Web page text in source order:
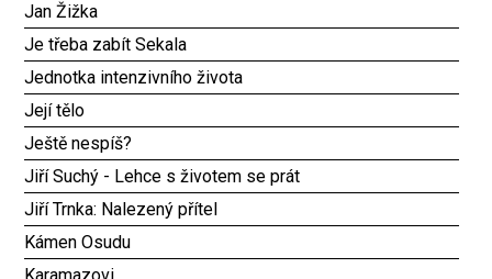
Jan Žižka
Je třeba zabít Sekala
Jednotka intenzivního života
Její tělo
Ještě nespíš?
Jiří Suchý - Lehce s životem se prát
Jiří Trnka: Nalezený přítel
Kámen Osudu